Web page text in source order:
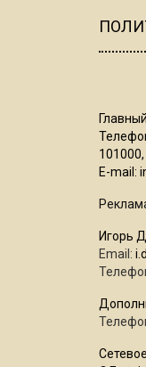
E-mail:
Игорь
Email: